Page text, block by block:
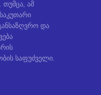
თუმცა, ამ
და
საფუძველი.